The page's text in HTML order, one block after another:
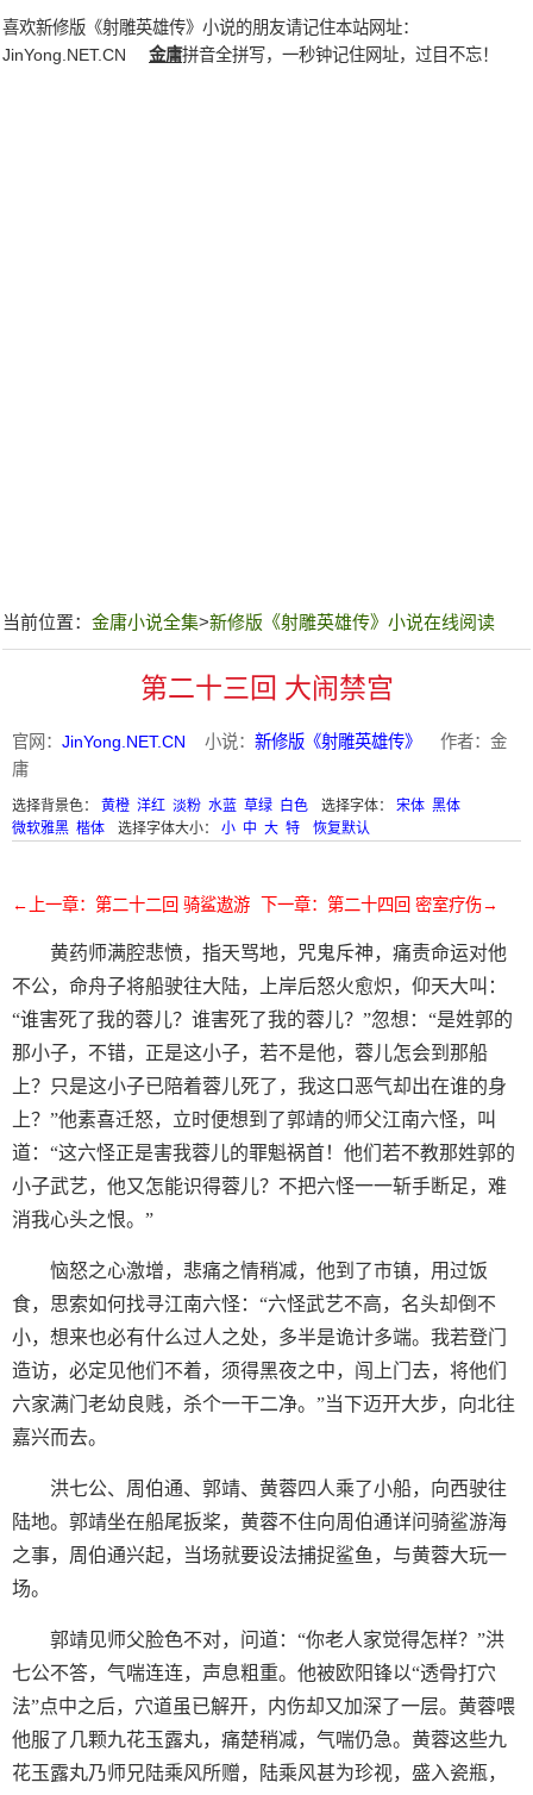
喜欢新修版《射雕英雄传》小说的朋友请记住本站网址：
JinYong.NET.CN
金庸拼音全拼写，一秒钟记住网址，过目不忘！
当前位置： 金庸小说全集>新修版《射雕英雄传》小说在线阅读
第二十三回 大闹禁宫
官网： JinYong.NET.CN 小说： 新修版《射雕英雄传》
作者：金
庸
选择背景色： 黄橙 洋红 淡粉 水蓝 草绿 白色 选择字体： 宋体 黑体
微软雅黑 楷体 选择字体大小： 小 中 大 特 恢复默认
←上一章：第二十二回 骑鲨遨游 下一章：第二十四回 密室疗伤→
黄药师满腔悲愤，指天骂地，咒鬼斥神，痛责命运对他
不公，命舟子将船驶往大陆，上岸后怒火愈炽，仰天大叫：
“谁害死了我的蓉儿？谁害死了我的蓉儿？”忽想：“是姓郭的
那小子，不错，正是这小子，若不是他，蓉儿怎会到那船
上？只是这小子已陪着蓉儿死了，我这口恶气却出在谁的身
上？”他素喜迁怒，立时便想到了郭靖的师父江南六怪，叫
道：“这六怪正是害我蓉儿的罪魁祸首！他们若不教那姓郭的
小子武艺，他又怎能识得蓉儿？不把六怪一一斩手断足，难
消我心头之恨。”
恼怒之心激增，悲痛之情稍减，他到了市镇，用过饭
食，思索如何找寻江南六怪：“六怪武艺不高，名头却倒不
小，想来也必有什么过人之处，多半是诡计多端。我若登门
造访，必定见他们不着，须得黑夜之中，闯上门去，将他们
六家满门老幼良贱，杀个一干二净。”当下迈开大步，向北往
嘉兴而去。
洪七公、周伯通、郭靖、黄蓉四人乘了小船，向西驶往
陆地。郭靖坐在船尾扳桨，黄蓉不住向周伯通详问骑鲨游海
之事，周伯通兴起，当场就要设法捕捉鲨鱼，与黄蓉大玩一
场。
郭靖见师父脸色不对，问道：“你老人家觉得怎样？”洪
七公不答，气喘连连，声息粗重。他被欧阳锋以“透骨打穴
法”点中之后，穴道虽已解开，内伤却又加深了一层。黄蓉喂
他服了几颗九花玉露丸，痛楚稍减，气喘仍急。黄蓉这些九
花玉露丸乃师兄陆乘风所赠，陆乘风甚为珍视，盛入瓷瓶，